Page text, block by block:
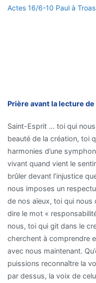
Actes 16/6-10 Paul à
Prière avant la lecture de
Saint-Esprit … toi qui nous
beauté de la création, toi
harmonies d’une
vivant quand vient le
brûler devant l’injustice
nous imposes un
de nos aïeux, toi qui
dire le mot «
nous, toi qui git dans le
cherchent à comprendre
avec nous maintenant.
puissions reconnaître la
par dessus, la voix de